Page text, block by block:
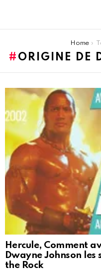
Home
ORIGINE DE
LATEST
STORIES
Hercule, Comment
Dwayne Johnson les
the Rock